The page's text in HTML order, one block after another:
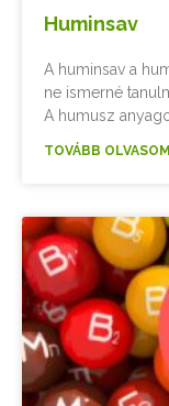
Huminsav
A huminsav a
ne ismerné
A humusz
TOVÁBB